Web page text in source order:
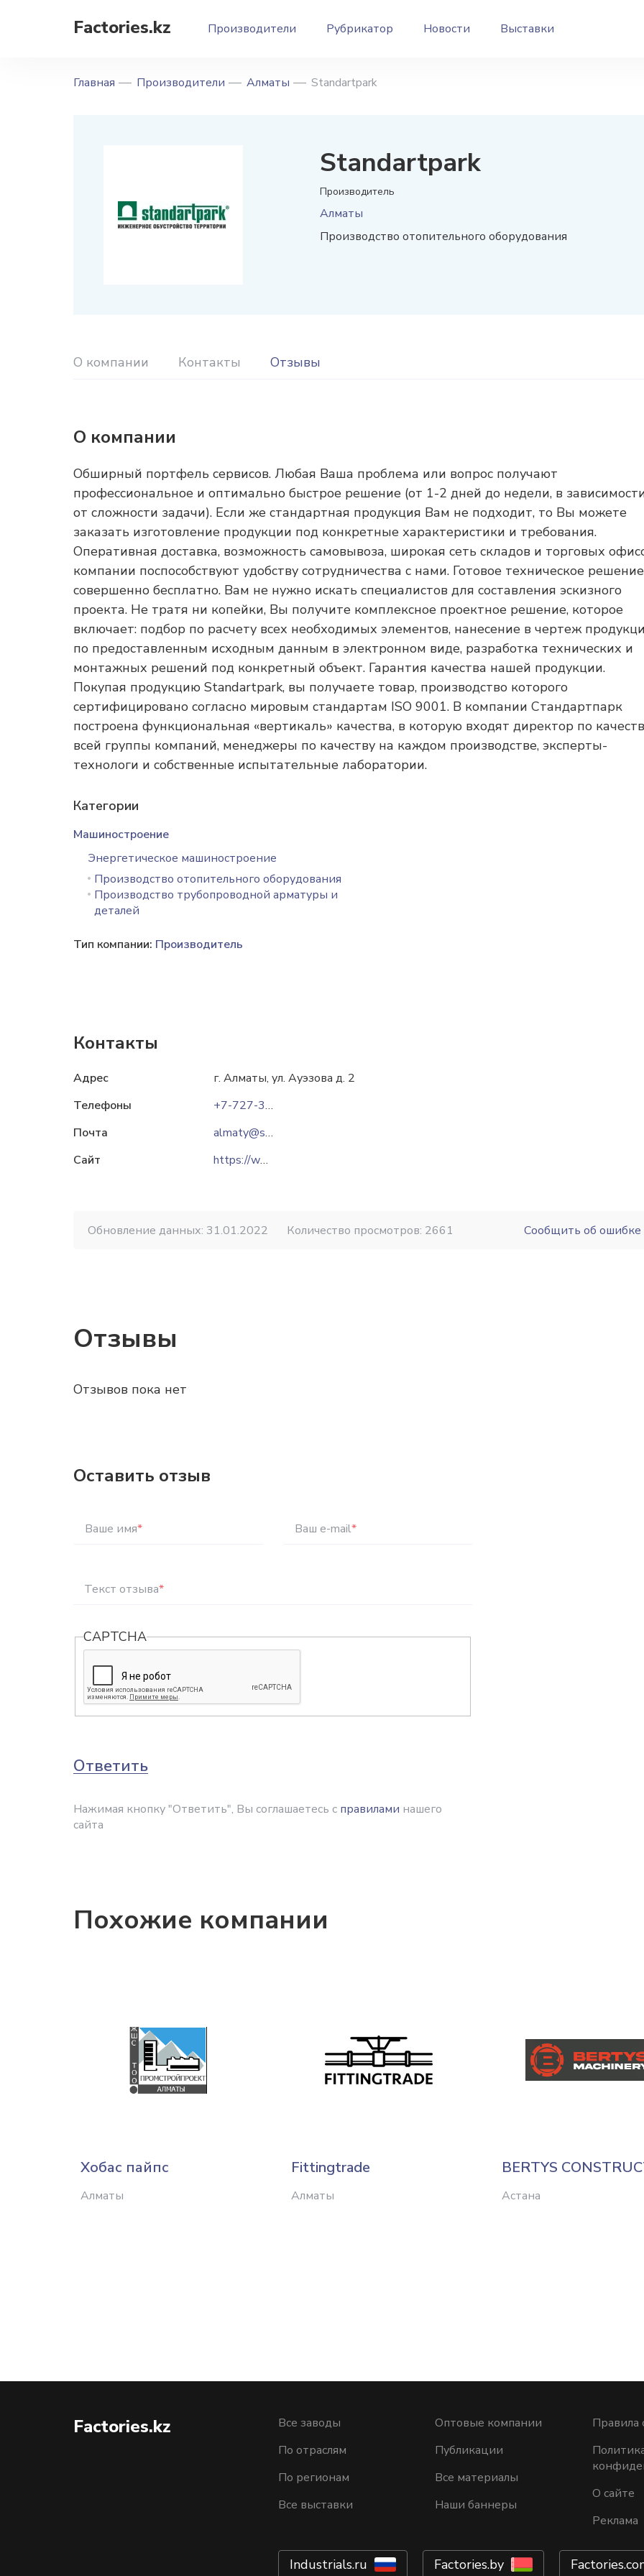
Factories.kz Производители Рубрикатор Новости Выставки
Главная Производители Алматы Standartpark
Standartpark
Производитель
Алматы
Производство отопительного оборудования
О компании Контакты Отзывы
О компании
Обширный портфель сервисов. Любая Ваша проблема или вопрос получают
профессиональное и оптимально быстрое решение (от 1-2 дней до недели, в
от сложности задачи). Если же стандартная продукция Вам не подходит, то Вы можете
заказать изготовление продукции под конкретные характеристики и требования.
Оперативная доставка, возможность самовывоза, широкая сеть складов и торговых
компании поспособствуют удобству сотрудничества с нами. Готовое техническое решение
совершенно бесплатно. Вам не нужно искать специалистов для составления эскизного
проекта. Не тратя ни копейки, Вы получите комплексное проектное решение, которое
включает: подбор по расчету всех необходимых элементов, нанесение в чертеж
по предоставленным исходным данным в электронном виде, разработка технических и
монтажных решений под конкретный объект. Гарантия качества нашей продукции.
Покупая продукцию Standartpark, вы получаете товар, производство которого
сертифицировано согласно мировым стандартам ISO 9001. В компании Стандартпарк
построена функциональная «вертикаль» качества, в которую входят директор по
всей группы компаний, менеджеры по качеству на каждом производстве, эксперты-
технологи и собственные испытательные лаборатории.
Категории
Машиностроение
Энергетическое машиностроение
Производство отопительного оборудования
Производство трубопроводной арматуры и
деталей
Тип компании: Производитель
Контакты
Адрес
г. Алматы, ул. Ауэзова д. 2
Телефоны
+7-727-364-62-29
Почта
almaty@standartpark.ru
Сайт
https://www.standartpark.kz
Обновление данных: 31.01.2022 Количество просмотров: 2661 Сообщить об ошибке
Отзывы
Отзывов пока нет
Оставить отзыв
Ваше имя* Ваш e-mail*
Текст отзыва*
CAPTCHA
Ответить
Нажимая кнопку "Ответить", Вы соглашаетесь с правилами нашего
сайта
Похожие компании
Хобас пайпс
Алматы
Fittingtrade
Алматы
BERTYS
Астана
Factories.kz
Все заводы
По отраслям
По регионам
Все выставки
Оптовые компании
Публикации
Все материалы
Наши баннеры
Правила
О сайте
Реклама
Industrials.ru Factories.by